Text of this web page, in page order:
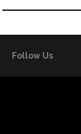
Follow Us